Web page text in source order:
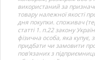
використаний за
товару належної якості
дня покупки. споживач
статті 1. п.22 закону
фізична особа, яка
придбати чи замовити
пов’язаних з